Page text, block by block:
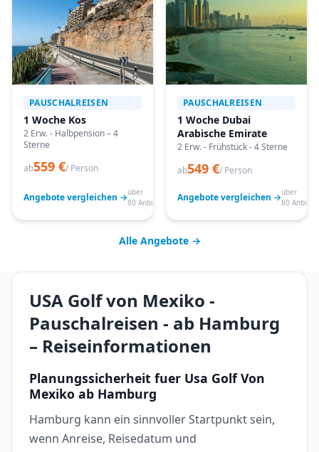
PAUSCHALREISEN
1 Woche Kos
2 Erw. - Halbpension – 4
Sterne
ab559 €/ Person
Angebote vergleichen →über
80 Anbieter
PAUSCHALREISEN
1 Woche Dubai
Arabische Emirate
2 Erw. - Frühstück - 4 Sterne
ab549 €/ Person
Angebote vergleichen →über
80
Alle Angebote →
USA Golf von Mexiko -
Pauschalreisen - ab Hamburg
– Reiseinformationen
Planungssicherheit fuer Usa Golf Von
Mexiko ab Hamburg
Hamburg kann ein sinnvoller Startpunkt sein,
wenn Anreise, Reisedatum und